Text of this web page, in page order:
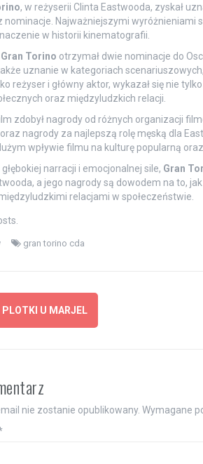
, w reżyserii Clinta Eastwooda, zyskał
nominacje. Najważniejszymi wyróżnieniami
w historii kinematografii.
Gran Torino otrzymał dwie nominacje do
uznanie w kategoriach
reżyser i główny aktor, wykazał się nie
oraz międzyludzkich relacji.
zdobył nagrody od różnych organizacji
oraz nagrody za najlepszą rolę męską dla
wpływie filmu na kulturę popularną
narracji i emocjonalnej sile, Gran
a jego nagrody są dowodem na to,
relacjami w społeczeństwie.
gran torino cda
PLOTKI U MARJEL
nie zostanie opublikowany. Wymagane